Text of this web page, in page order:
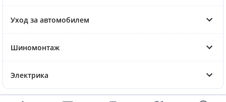
Уход за автомобилем
Шиномонтаж
Электрика